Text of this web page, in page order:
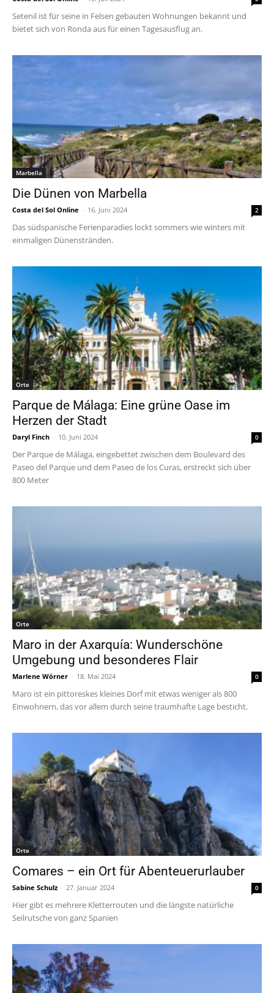
Setenil ist für seine in Felsen gebauten Wohnungen bekannt und
bietet sich von Ronda aus für einen Tagesausflug an.
Marbella
Die Dünen von Marbella
Costa del Sol Online - 16. Juni 2024 2
Das südspanische Ferienparadies lockt sommers wie winters mit
einmaligen Dünenstränden.
Orte
Parque de Málaga: Eine grüne Oase im
Herzen der Stadt
Daryl Finch - 10. Juni 2024 0
Der Parque de Málaga, eingebettet zwischen dem Boulevard des
Paseo del Parque und dem Paseo de los Curas, erstreckt sich über
800 Meter
Orte
Maro in der Axarquía: Wunderschöne
Umgebung und besonderes Flair
Marlene Wörner - 18. Mai 2024 0
Maro ist ein pittoreskes kleines Dorf mit etwas weniger als 800
Einwohnern, das vor allem durch seine traumhafte Lage besticht.
Orte
Comares – ein Ort für Abenteuerurlauber
Sabine Schulz - 27. Januar 2024 0
Hier gibt es mehrere Kletterrouten und die längste natürliche
Seilrutsche von ganz Spanien